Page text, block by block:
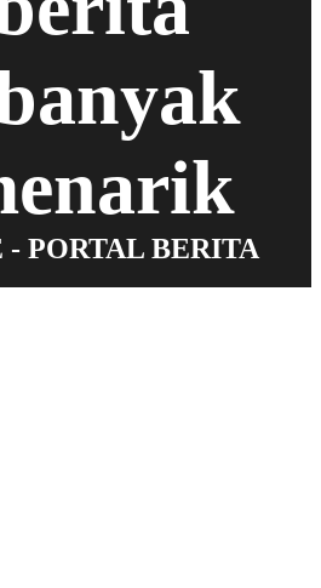
- PORTAL BERITA